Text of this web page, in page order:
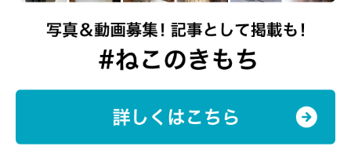
おとなになったつむぎちゃん